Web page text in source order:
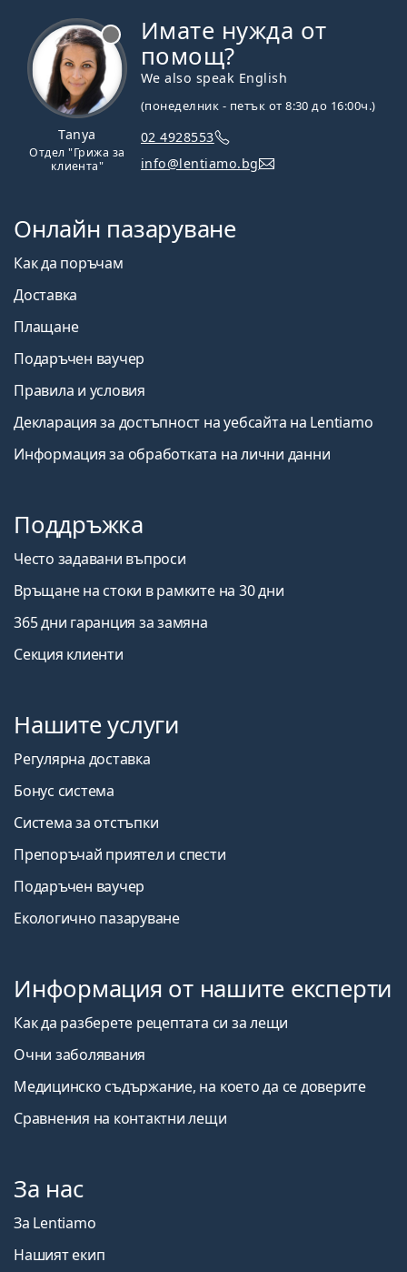
Tanya
Отдел "Грижа за
клиента"
Имате нужда от
помощ?
We also speak English
(понеделник - петък от 8:30 до 16:00ч.)
02 4928553
info@lentiamo.bg
Онлайн пазаруване
Как да поръчам
Доставка
Плащане
Подаръчен ваучер
Правила и условия
Декларация за достъпност на уебсайта на Lentiamo
Информация за обработката на лични данни
Поддръжка
Често задавани въпроси
Връщане на стоки в рамките на 30 дни
365 дни гаранция за замяна
Секция клиенти
Нашите услуги
Регулярна доставка
Бонус система
Система за отстъпки
Препоръчай приятел и спести
Подаръчен ваучер
Екологично пазаруване
Информация от нашите експерти
Как да разберете рецептата си за лещи
Очни заболявания
Медицинско съдържание, на което да се доверите
Сравнения на контактни лещи
За нас
За Lentiamo
Нашият екип